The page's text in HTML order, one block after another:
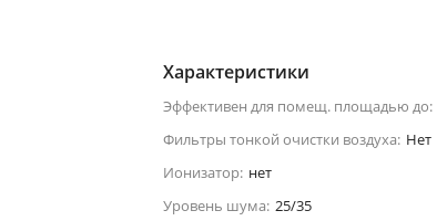
Характеристики
Эффективен для помещ. площадью до:
Фильтры тонкой очистки воздуха: Нет
Ионизатор: нет
Уровень шума: 25/35